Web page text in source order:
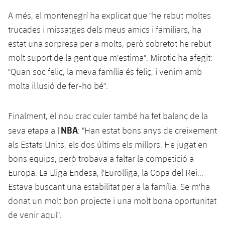
Accessibilitat
Instal·lacions
SUB8 B
Història
Palmarès
Fotos
Infantil A
Infantil B
Entrades
Resultats
Classificació
Fotos
Palmarès
Història
Resultats
Jugadors
Actualitat
Juvenil
Cadet
Campus Verano
PLUSICON
MÉS
Primer equip
plusicon
més
Calendari
Entrades
Resultats
Classificació
plusicon
Actualitat
Calendari
Resultats
Base
Actualitat
Barça C
Junior
Campus Estiu
PLUSICON
Informació general
plusicon
més
A més, el montenegrí ha explicat que "he rebut moltes
trucades i missatges dels meus amics i familiars, ha
estat una sorpresa per a molts, però sobretot he rebut
molt suport de la gent que m'estima". Mirotic ha afegit:
"Quan soc feliç, la meva família és feliç, i venim amb
molta il·lusió de fer-ho bé".
Finalment, el nou crac culer també ha fet balanç de la
seva etapa a l'NBA: "Han estat bons anys de creixement
als Estats Units, els dos últims els millors. He jugat en
bons equips, però trobava a faltar la competició a
Europa. La Lliga Endesa, l'Eurolliga, la Copa del Rei...
Estava buscant una estabilitat per a la família. Se m'ha
donat un molt bon projecte i una molt bona oportunitat
de venir aquí".